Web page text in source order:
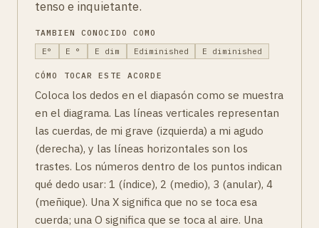
tenso e inquietante.
TAMBIEN CONOCIDO COMO
E°
E ° E dim Ediminished E diminished
CÓMO TOCAR ESTE ACORDE
Coloca los dedos en el diapasón como se muestra
en el diagrama. Las líneas verticales representan
las cuerdas, de mi grave (izquierda) a mi agudo
(derecha), y las líneas horizontales son los
trastes. Los números dentro de los puntos indican
qué dedo usar: 1 (índice), 2 (medio), 3 (anular), 4
(meñique). Una X significa que no se toca esa
cuerda; una O significa que se toca al aire. Una